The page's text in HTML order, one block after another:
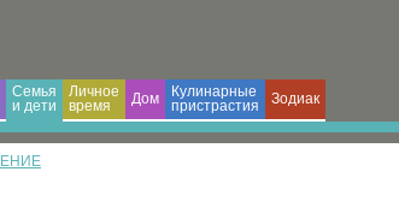
Семья
и дети
Личное
время
Дом
Кулинарные
пристрастия
Зодиак